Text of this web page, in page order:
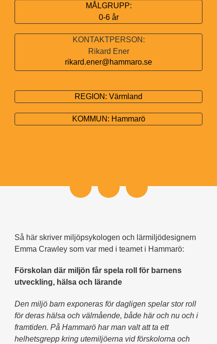
MÅLGRUPP:
0-6 år
KONTAKTPERSON:
Rikard Ener
rikard.ener@hammaro.se
REGION: Värmland
KOMMUN: Hammarö
Så här skriver miljöpsykologen och lärmiljödesignern
Emma Crawley som var med i teamet i Hammarö:
Förskolan där miljön får spela roll för barnens
utveckling, hälsa och lärande
Den miljö barn exponeras för dagligen spelar stor roll
för deras hälsa och välmående, både här och nu och i
framtiden. På Hammarö har man valt att ta ett
helhetsgrepp kring utemiljöerna vid förskolorna och